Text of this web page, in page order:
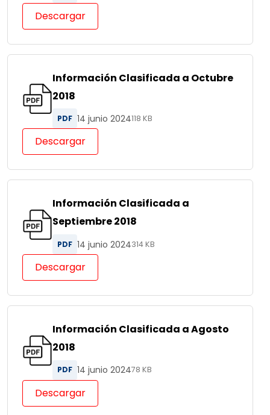
Descargar
Información Clasificada a Octubre
2018
PDF 14 junio 2024118 KB
Descargar
Información Clasificada a
Septiembre 2018
PDF 14 junio 2024314 KB
Descargar
Información Clasificada a Agosto
2018
PDF 14 junio 202478 KB
Descargar